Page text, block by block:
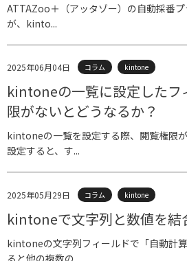
ATTAZoo＋（アッタゾー）の自動採番
が、kinto...
2025年06月04日 コラム kintone
kintoneの一覧に設定したフ
限がないとどうなるか？
kintoneの一覧を設定する際、閲覧権限
設定すると、す...
2025年05月29日 コラム kintone
kintoneで文字列と数値を結
kintoneの文字列フィールドで「自動計